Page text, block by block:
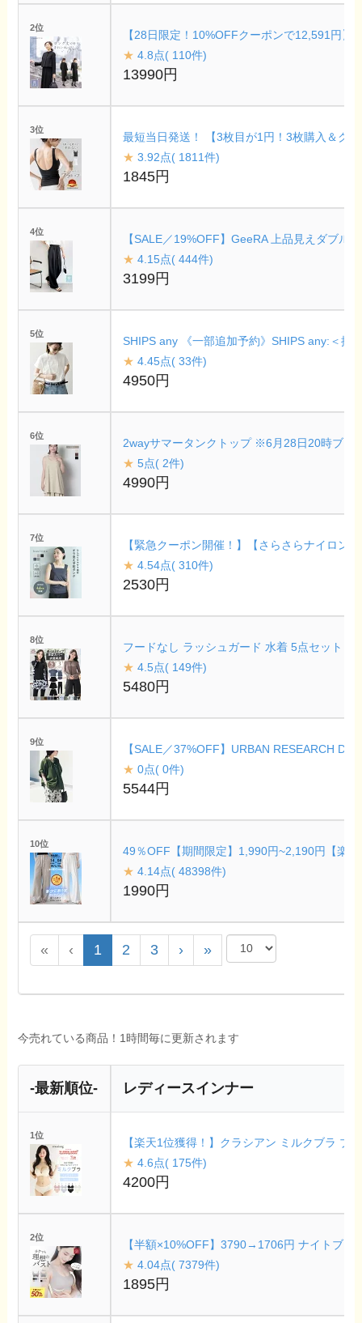
2位
【28日限定！10%OFFクーポンで12,591円
★ 4.8点( 110件)
13990円
3位
最短当日発送！ 【3枚目が1円！3枚購入＆ク
★ 3.92点( 1811件)
1845円
4位
【SALE／19%OFF】GeeRA 上品見えダブ
★ 4.15点( 444件)
3199円
5位
SHIPS any 《一部追加予約》SHIPS any:＜抗
★ 4.45点( 33件)
4950円
6位
2wayサマータンクトップ ※6月28日20時ブラ
★ 5点( 2件)
4990円
7位
【緊急クーポン開催！】【さらさらナイロ
★ 4.54点( 310件)
2530円
8位
フードなし ラッシュガード 水着 5点セット
★ 4.5点( 149件)
5480円
9位
【SALE／37%OFF】URBAN RESEARCH
★ 0点( 0件)
5544円
10位
49％OFF【期間限定】1,990円~2,190円【楽
★ 4.14点( 48398件)
1990円
« ‹ 1 2 3 › »
今売れている商品！1時間毎に更新されます
-最新順位- レディースインナー
1位
【楽天1位獲得！】クラシアン ミルクブラ
★ 4.6点( 175件)
4200円
2位
【半額×10%OFF】3790→1706円 ナイトブラ
★ 4.04点( 7379件)
1895円